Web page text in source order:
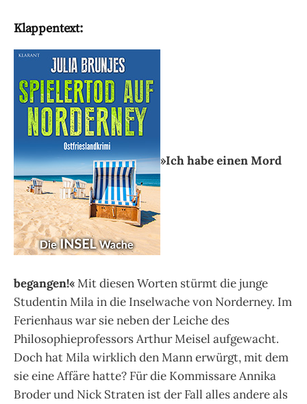
Klappentext:
»Ich habe einen Mord
begangen!«Mit diesen Worten stürmt die junge
Studentin Mila in die Inselwache von Norderney. Im
Ferienhaus war sie neben der Leiche des
Philosophieprofessors Arthur Meisel aufgewacht.
Doch hat Mila wirklich den Mann erwürgt, mit dem
sie eine Affäre hatte? Für die Kommissare Annika
Broder und Nick Straten ist der Fall alles andere als